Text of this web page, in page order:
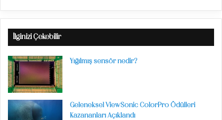
İlginizi Çekebilir
Yığılmış sensör nedir?
Geleneksel ViewSonic ColorPro Ödülleri
Kazananları Açıklandı